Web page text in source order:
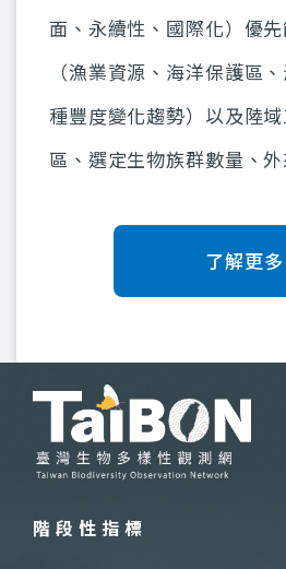
面、永續性、國際化）優
（漁業資源、海洋保護區
種豐度變化趨勢）以及陸
區、選定生物族群數量、外
了解更多
階段性指標